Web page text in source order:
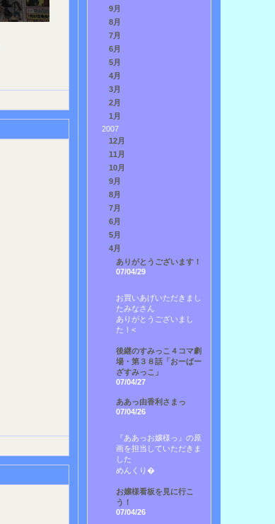
9月
8月
7月
6月
5月
4月
3月
2月
1月
2007
12月
11月
10月
9月
8月
7月
6月
5月
4月
ありがとうございます！
07/04/29
お買いあげいただきまし
たみなさん
ありがとうございまし
た！<
後継のすみっこ４コマ劇
場・第３８話「おーばー
ざすみっこ」
07/04/27
ああっ由香利さまっ
07/04/26
『ああっお嬢様っ』の原
画を担当していただきま
した
めんくり�
お嬢様看板を見に行こ
う！
07/04/26